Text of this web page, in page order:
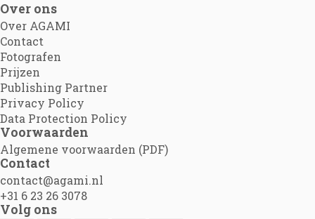
Over ons
Over AGAMI
Contact
Fotografen
Prijzen
Publishing Partner
Privacy Policy
Data Protection Policy
Voorwaarden
Algemene voorwaarden (PDF)
Contact
contact@agami.nl
+31 6 23 26 3078
Volg ons